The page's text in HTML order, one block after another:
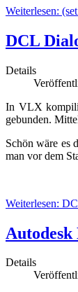
Weiterlesen:
DCL
Details
In VLX
gebunden.
Schön wäre es
man vor dem
Weiterlesen:
Autodesk
Details